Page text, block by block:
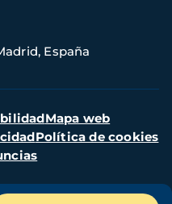
España
Mapa web
Política de cookies